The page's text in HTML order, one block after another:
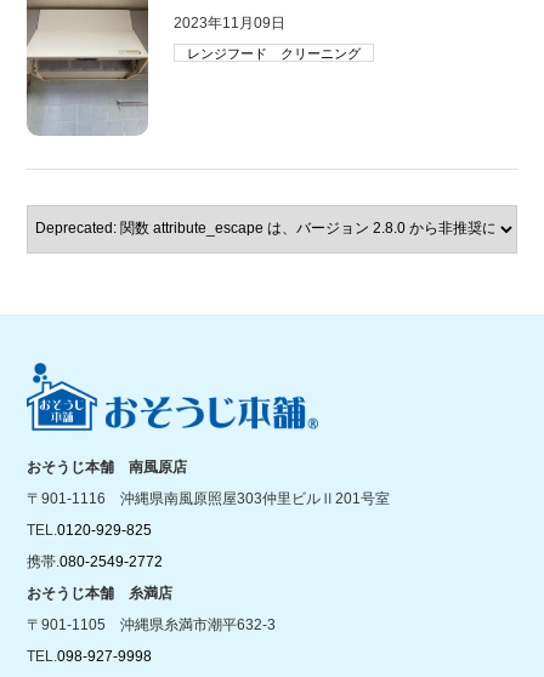
2023年11月09日
レンジフード クリーニング
おそうじ本舗 南風原店
〒901-1116 沖縄県南風原照屋303仲里ビルⅡ201号室
TEL.0120-929-825
携帯.080-2549-2772
おそうじ本舗 糸満店
〒901-1105 沖縄県糸満市潮平632-3
TEL.098-927-9998